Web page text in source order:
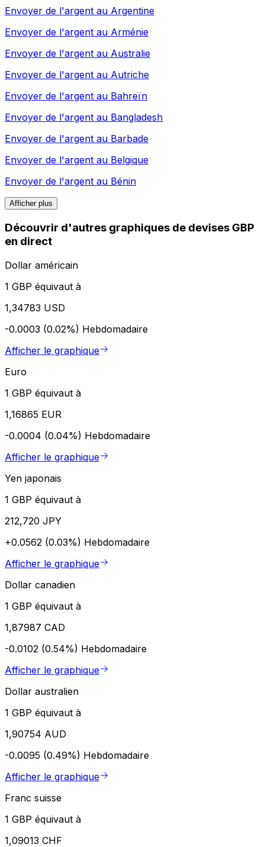
Envoyer de l'argent au Argentine
Envoyer de l'argent au Arménie
Envoyer de l'argent au Australie
Envoyer de l'argent au Autriche
Envoyer de l'argent au Bahreïn
Envoyer de l'argent au Bangladesh
Envoyer de l'argent au Barbade
Envoyer de l'argent au Belgique
Envoyer de l'argent au Bénin
Afficher plus
Découvrir d'autres graphiques de devises GBP
en direct
Dollar américain
1 GBP équivaut à
1,34783 USD
-0.0003 (0.02%) Hebdomadaire
Afficher le graphique
Euro
1 GBP équivaut à
1,16865 EUR
-0.0004 (0.04%) Hebdomadaire
Afficher le graphique
Yen japonais
1 GBP équivaut à
212,720 JPY
+0.0562 (0.03%) Hebdomadaire
Afficher le graphique
Dollar canadien
1 GBP équivaut à
1,87987 CAD
-0.0102 (0.54%) Hebdomadaire
Afficher le graphique
Dollar australien
1 GBP équivaut à
1,90754 AUD
-0.0095 (0.49%) Hebdomadaire
Afficher le graphique
Franc suisse
1 GBP équivaut à
1,09013 CHF